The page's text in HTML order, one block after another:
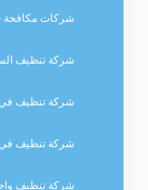
شركات مكافحة
شركة تنظيف
شركة تنظيف
شركة تنظيف في
شركة تنظيف